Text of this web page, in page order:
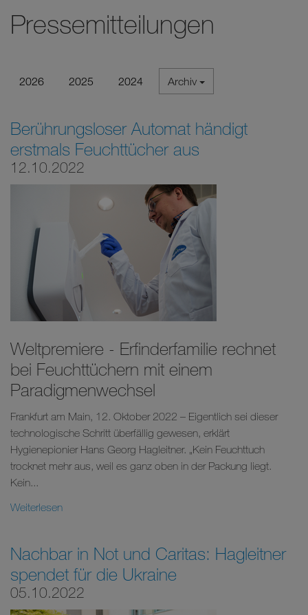
Pressemitteilungen
2026 2025 2024 Archiv
Berührungsloser Automat händigt
erstmals Feuchttücher aus
12.10.2022
Weltpremiere - Erfinderfamilie rechnet
bei Feuchttüchern mit einem
Paradigmenwechsel
Frankfurt am Main, 12. Oktober 2022 – Eigentlich sei dieser
technologische Schritt überfällig gewesen, erklärt
Hygienepionier Hans Georg Hagleitner. „Kein Feuchttuch
trocknet mehr aus, weil es ganz oben in der Packung liegt.
Kein...
Weiterlesen
Nachbar in Not und Caritas: Hagleitner
spendet für die Ukraine
05.10.2022